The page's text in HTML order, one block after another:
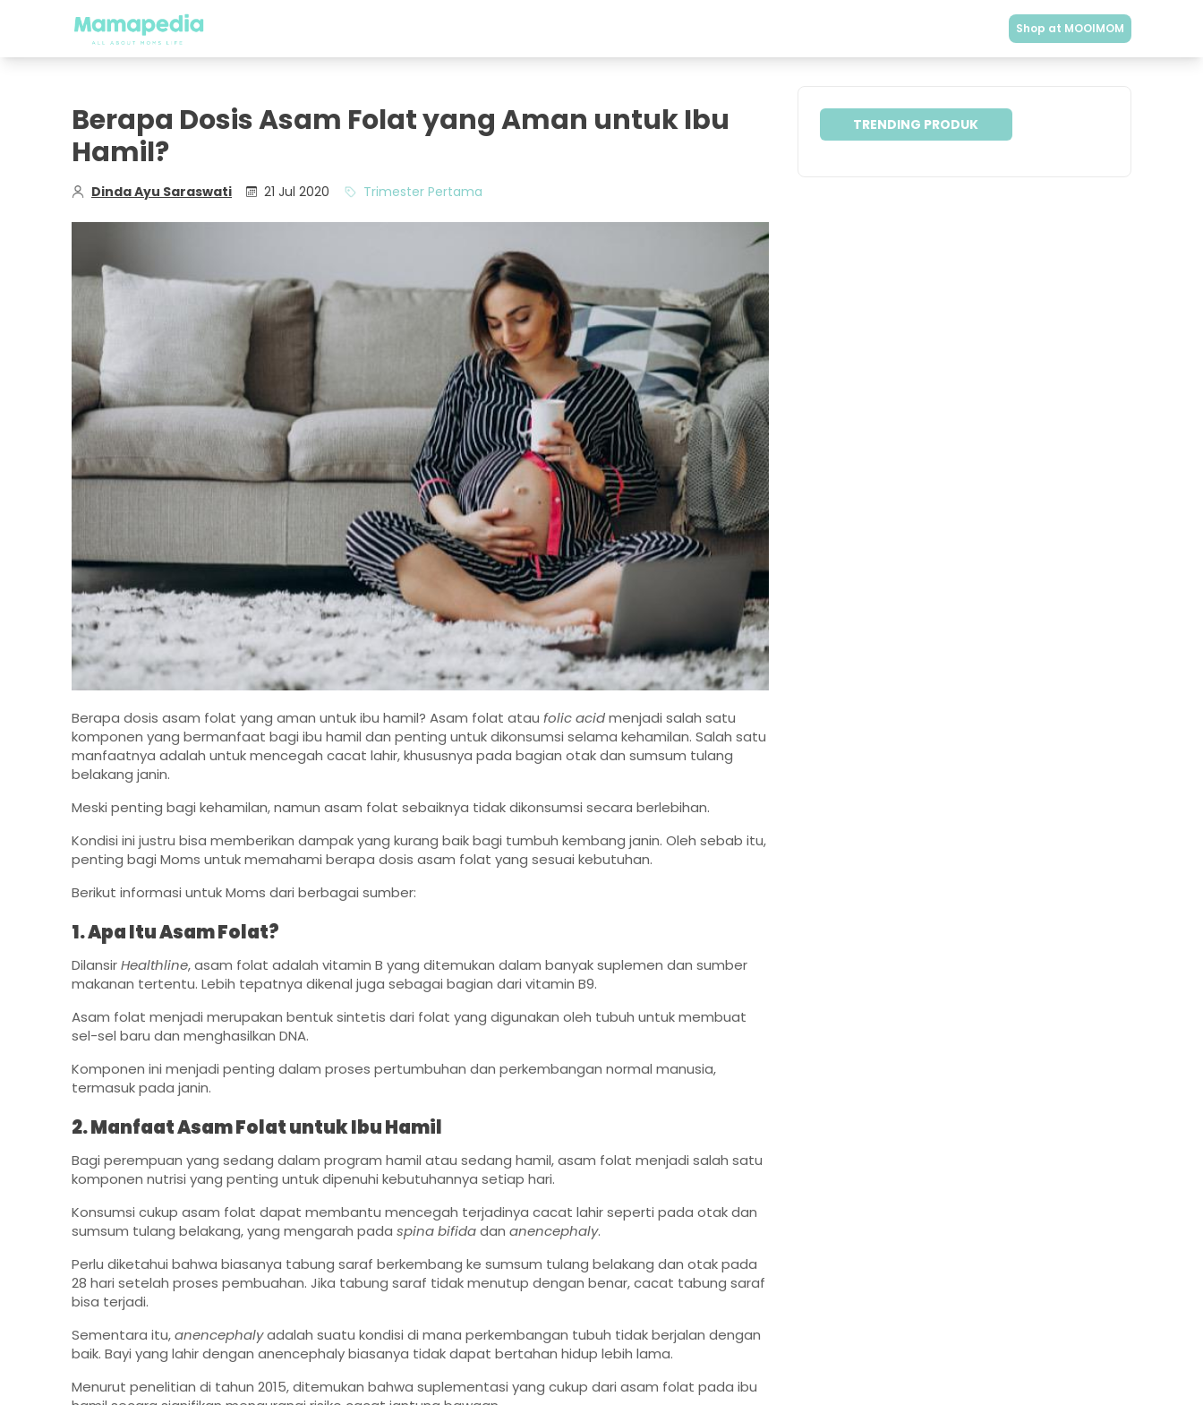
Shop at MOOIMOM
Berapa Dosis Asam Folat yang Aman untuk Ibu
Hamil?
Dinda Ayu Saraswati 21 Jul 2020 Trimester Pertama
Berapa dosis asam folat yang aman untuk ibu hamil? Asam folat atau folic acidmenjadi salah satu
komponen yang bermanfaat bagi ibu hamil dan penting untuk dikonsumsi selama kehamilan. Salah satu
manfaatnya adalah untuk mencegah cacat lahir, khususnya pada bagian otak dan sumsum tulang
belakang janin.
Meski penting bagi kehamilan, namun asam folat sebaiknya tidak dikonsumsi secara berlebihan.
Kondisi ini justru bisa memberikan dampak yang kurang baik bagi tumbuh kembang janin. Oleh sebab itu,
penting bagi Moms untuk memahami berapa dosis asam folat yang sesuai kebutuhan.
Berikut informasi untuk Moms dari berbagai sumber:
1. Apa Itu Asam Folat?
DilansirHealthline, asam folat adalah vitamin B yang ditemukan dalam banyak suplemen dan sumber
makanan tertentu. Lebih tepatnya dikenal juga sebagai bagian dari vitamin B9.
Asam folat menjadi merupakan bentuk sintetis dari folat yang digunakan oleh tubuh untuk membuat
sel-sel baru dan menghasilkan DNA.
Komponen ini menjadi penting dalam proses pertumbuhan dan perkembangan normal manusia,
termasuk pada janin.
2. Manfaat Asam Folat untuk Ibu Hamil
Bagi perempuan yang sedang dalam program hamil atau sedang hamil, asam folat menjadi salah satu
komponen nutrisi yang penting untuk dipenuhi kebutuhannya setiap hari.
Konsumsi cukup asam folat dapat membantu mencegah terjadinya cacat lahir seperti pada otak dan
sumsum tulang belakang, yang mengarah pada spina bifidadan anencephaly.
Perlu diketahui bahwa biasanya tabung saraf berkembang ke sumsum tulang belakang dan otak pada
28 hari setelah proses pembuahan. Jika tabung saraf tidak menutup dengan benar, cacat tabung saraf
bisa terjadi.
Sementara itu,anencephalyadalah suatu kondisi di mana perkembangan tubuh tidak berjalan dengan
baik. Bayi yang lahir dengan anencephaly biasanya tidak dapat bertahan hidup lebih lama.
Menurut penelitian di tahun 2015, ditemukan bahwa suplementasi yang cukup dari asam folat pada ibu
TRENDING PRODUK